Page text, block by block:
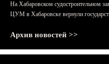
На Хабаровском судостроительном
ЦУМ в Хабаровске вернули
Архив новостей >>